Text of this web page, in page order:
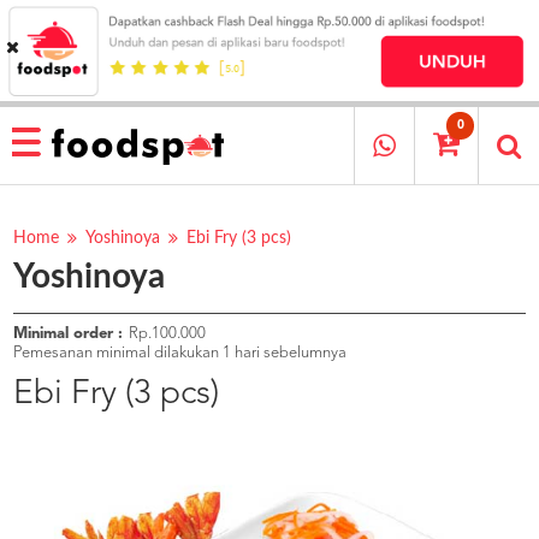
HOME
MENU
RESTAURANT
PESAN
OUR
COMPANY
KATA
MEREKA
KATALOG
ABOUT
0
Home Yoshinoya Ebi Fry (3 pcs)
Yoshinoya
Minimal order :
Rp.100.000
Pemesanan minimal dilakukan 1 hari sebelumnya
Ebi Fry (3 pcs)